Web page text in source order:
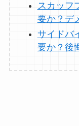
スカッフ
要か？デ
サイドバ
要か？後